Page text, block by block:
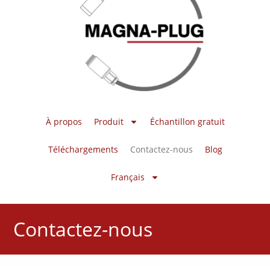
À propos Produit Échantillon gratuit
Téléchargements Contactez-nous Blog
Français
Contactez-nous